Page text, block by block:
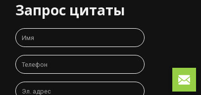
Запрос цитаты